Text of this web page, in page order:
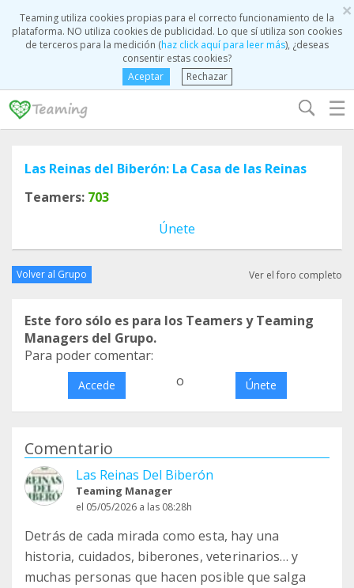
×
Teaming utiliza cookies propias para el correcto funcionamiento de la
plataforma. NO utiliza cookies de publicidad. Lo que sí utiliza son cookies
de terceros para la medición (haz click aquí para leer más), ¿deseas
consentir estas cookies?
Aceptar
Rechazar
☰
Las Reinas del Biberón: La Casa de las Reinas
Teamers: 703
Únete
Volver al Grupo Ver el foro completo
Este foro sólo es para los Teamers y Teaming
Managers del Grupo.
Para poder comentar:
Accede o Únete
Comentario
Las Reinas Del Biberón
Teaming Manager
el 05/05/2026 a las 08:28h
Detrás de cada mirada como esta, hay una
historia, cuidados, biberones, veterinarios… y
muchas personas que hacen posible que salga